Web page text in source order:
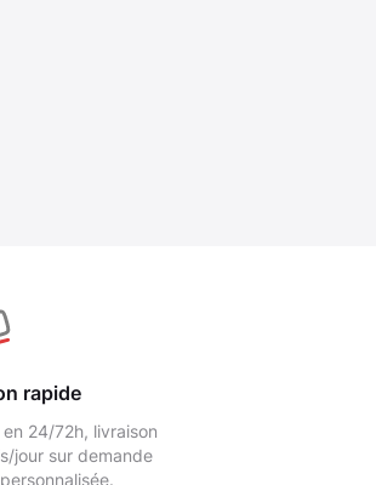
rapide
24/72h, livraison
jour sur demande